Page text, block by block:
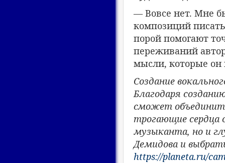
— Вовсе нет. Мне
композиций
порой помогают
переживаний
мысли, которые он
Создание
Благодаря
сможет
трогающие сердца
музыканта, но и
Демидова и
https://planeta.ru/